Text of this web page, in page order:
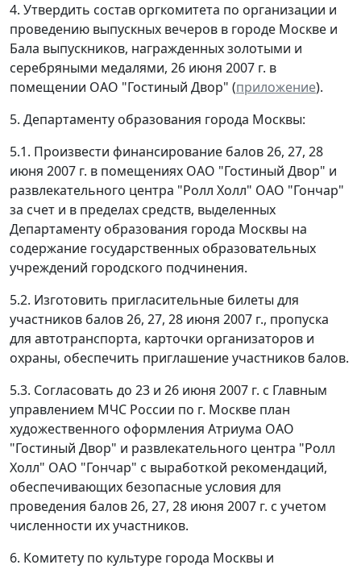
4. Утвердить состав оргкомитета по организации и
проведению выпускных вечеров в городе Москве и
Бала выпускников, награжденных золотыми и
серебряными медалями, 26 июня 2007 г. в
помещении ОАО "Гостиный Двор" (приложение).
5. Департаменту образования города Москвы:
5.1. Произвести финансирование балов 26, 27, 28
июня 2007 г. в помещениях ОАО "Гостиный Двор" и
развлекательного центра "Ролл Холл" ОАО "Гончар"
за счет и в пределах средств, выделенных
Департаменту образования города Москвы на
содержание государственных образовательных
учреждений городского подчинения.
5.2. Изготовить пригласительные билеты для
участников балов 26, 27, 28 июня 2007 г., пропуска
для автотранспорта, карточки организаторов и
охраны, обеспечить приглашение участников балов.
5.3. Согласовать до 23 и 26 июня 2007 г. с Главным
управлением МЧС России по г. Москве план
художественного оформления Атриума ОАО
"Гостиный Двор" и развлекательного центра "Ролл
Холл" ОАО "Гончар" с выработкой рекомендаций,
обеспечивающих безопасные условия для
проведения балов 26, 27, 28 июня 2007 г. с учетом
численности их участников.
6. Комитету по культуре города Москвы и